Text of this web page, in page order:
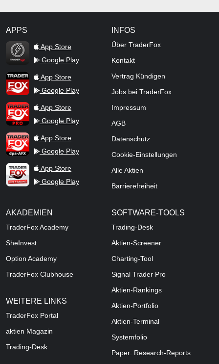
APPS
TraderFox Flash
App Store
Google Play
TraderFox AppApp Store
Google Play
TraderFox ProApp Store
Google Play
TraderFox dpa-AFX ProFeed
App Store
Google Play
TraderFox Live Trading
App Store
Google Play
INFOS
Über TraderFox
Kontakt
Vertrag Kündigen
Jobs bei TraderFox
Impressum
AGB
Datenschutz
Cookie-Einstellungen
Alle Aktien
Barrierefreiheit
AKADEMIEN
TraderFox Academy
SheInvest
Option Academy
TraderFox Clubhouse
WEITERE LINKS
TraderFox Portal
aktien Magazin
Trading-Desk
SOFTWARE-TOOLS
Trading-Desk
Aktien-Screener
Charting-Tool
Signal Trader Pro
Aktien-Rankings
Aktien-Portfolio
Aktien-Terminal
Systemfolio
Paper: Research-Reports